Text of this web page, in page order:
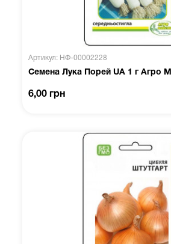
Артикул: НФ-00002228
Семена Лука Порей UA 1 г Агро
6,00 грн